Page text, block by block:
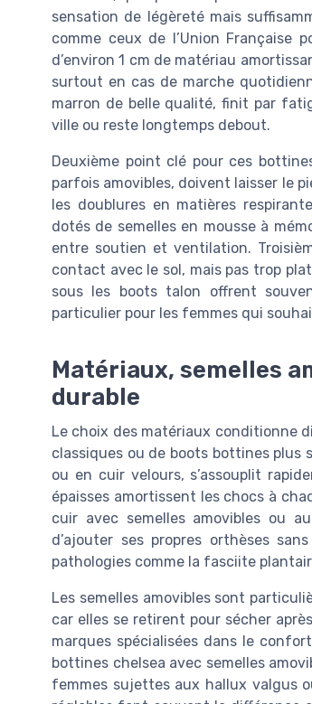
sensation de légèreté mais
comme ceux de l’Union Française
d’environ 1 cm de matériau
surtout en cas de marche
marron de belle qualité, finit par
ville ou reste longtemps debout.
Deuxième point clé pour ces
parfois amovibles, doivent laisser le
les doublures en matières
dotés de semelles en mousse à
entre soutien et ventilation.
contact avec le sol, mais pas trop
sous les boots talon offrent
particulier pour les femmes qui
Matériaux, semelles
durable
Le choix des matériaux conditionne
classiques ou de boots bottines plus
ou en cuir velours, s’assouplit
épaisses amortissent les chocs à
cuir avec semelles amovibles ou
d’ajouter ses propres orthèses
pathologies comme la fasciite
Les semelles amovibles sont
car elles se retirent pour sécher
marques spécialisées dans le
bottines chelsea avec semelles
femmes sujettes aux hallux valgus